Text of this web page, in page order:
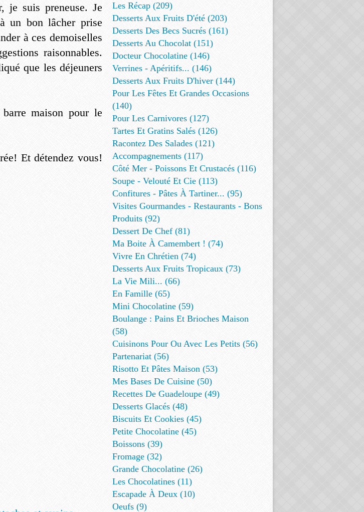
je suis preneuse. Je
un bon lâcher prise
à ces demoiselles
raisonnables.
que les déjeuners
maison pour le
Et détendez vous!
Les Récap (209)
Desserts Aux Fruits D'été (203)
Desserts Des Becs Sucrés (161)
Desserts Au Chocolat (151)
Docteur Chocolatine (146)
Verrines - Apéritifs... (146)
Desserts Aux Fruits D'hiver (144)
Pour Les Fêtes Et Grandes Occasions
(140)
Pour Les Carnivores (127)
Tartes Et Gratins Salés (126)
Racontez Des Salades (121)
Accompagnements (117)
Côté Mer - Poissons Et Crustacés (116)
Soupe - Velouté Et Cie (113)
Confitures - Pâtes À Tartiner... (95)
Visites Gourmandes - Restaurants - Bons
Produits (92)
Dessert De Chef (81)
Ma Boite À Camembert ! (74)
Vivre En Chrétien (74)
Desserts Aux Fruits Tropicaux (73)
La Vie Mili... (66)
En Famille (65)
Mini Chocolatine (59)
Boulange : Pains Et Brioches Maison
(58)
Cuisinons Pour Ou Avec Les Petits (56)
Partenariat (56)
Risotto Et Pâtes Maison (53)
Mes Bases De Cuisine (50)
Recettes De Guadeloupe (49)
Desserts Glacés (48)
Biscuits Et Cookies (45)
Petite Chocolatine (45)
Boissons (39)
Fromage (32)
Grande Chocolatine (26)
Les Chocolatines (11)
Escapade À Deux (10)
Oeufs (9)